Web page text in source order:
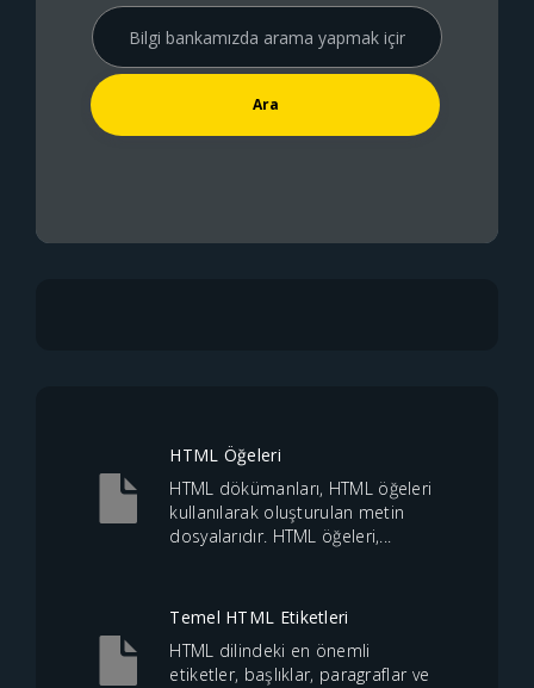
HTML Öğeleri
HTML dökümanları, HTML öğeleri
kullanılarak oluşturulan metin
dosyalarıdır. HTML öğeleri,...
Temel HTML Etiketleri
HTML dilindeki en önemli
etiketler, başlıklar, paragraflar ve